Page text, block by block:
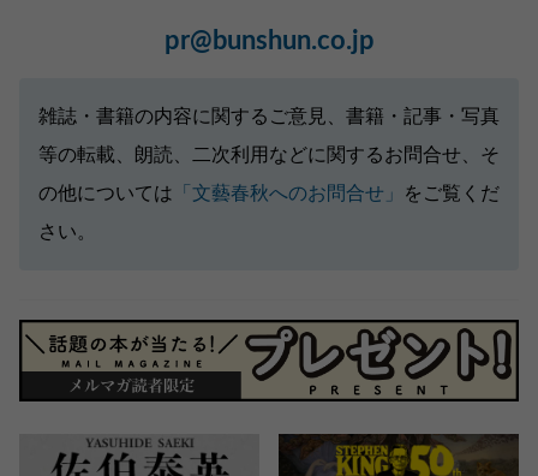
pr@bunshun.co.jp
雑誌・書籍の内容に関するご意見、書籍・記事・写真
等の転載、朗読、二次利用などに関するお問合せ、そ
の他については 「文藝春秋へのお問合せ」
をご覧くだ
さい。